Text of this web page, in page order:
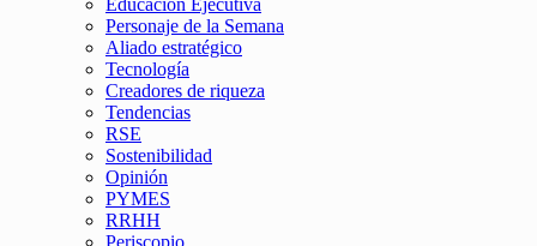
Educación Ejecutiva
Personaje de la Semana
Aliado estratégico
Tecnología
Creadores de riqueza
Tendencias
RSE
Sostenibilidad
Opinión
PYMES
RRHH
Periscopio